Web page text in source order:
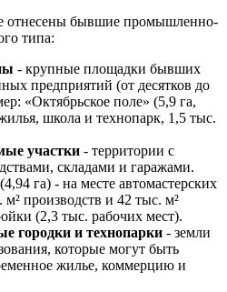
отнесены бывшие промышленно-
типа:
- крупные площадки бывших
предприятий (от десятков до
«Октябрьское поле» (5,9 га,
школа и технопарк, 1,5 тыс.
участки - территории с
складами и гаражами.
га) - на месте автомастерских
м² производств и 42 тыс. м²
(2,3 тыс. рабочих мест).
городки и технопарки - земли
которые могут быть
жилье, коммерцию и